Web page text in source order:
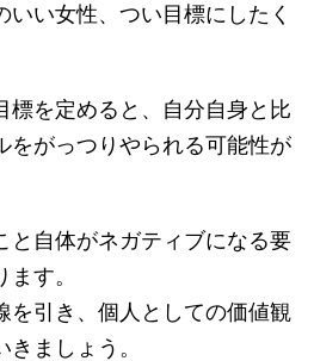
い女性、つい目標にしたく
標を定めると、自分自身と比
をがっつりやられる可能性が
と自体がネガティブになる要
す。
を引き、個人としての価値観
ましょう。